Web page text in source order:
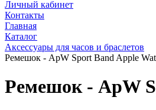
Личный кабинет
Контакты
Главная
Каталог
Аксессуары для часов и браслетов
Ремешок - ApW Sport Band Apple
Ремешок - ApW